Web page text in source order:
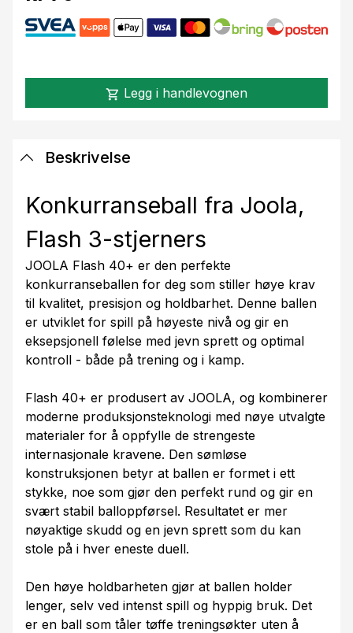
shopping_cart Legg i handlevognen
Beskrivelse
Konkurranseball fra Joola,
Flash 3-stjerners
JOOLA Flash 40+ er den perfekte
konkurranseballen for deg som stiller høye krav
til kvalitet, presisjon og holdbarhet. Denne ballen
er utviklet for spill på høyeste nivå og gir en
eksepsjonell følelse med jevn sprett og optimal
kontroll - både på trening og i kamp.
Flash 40+ er produsert av JOOLA, og kombinerer
moderne produksjonsteknologi med nøye utvalgte
materialer for å oppfylle de strengeste
internasjonale kravene. Den sømløse
konstruksjonen betyr at ballen er formet i ett
stykke, noe som gjør den perfekt rund og gir en
svært stabil balloppførsel. Resultatet er mer
nøyaktige skudd og en jevn sprett som du kan
stole på i hver eneste duell.
Den høye holdbarheten gjør at ballen holder
lenger, selv ved intenst spill og hyppig bruk. Det
er en ball som tåler tøffe treningsøkter uten å